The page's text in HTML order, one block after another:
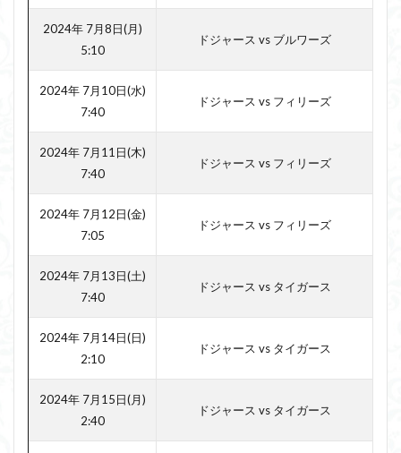
2024年 7月8日(月)
5:10
ドジャース vs ブルワーズ
2024年 7月10日(水)
7:40
ドジャース vs フィリーズ
2024年 7月11日(木)
7:40
ドジャース vs フィリーズ
2024年 7月12日(金)
7:05
ドジャース vs フィリーズ
2024年 7月13日(土)
7:40
ドジャース vs タイガース
2024年 7月14日(日)
2:10
ドジャース vs タイガース
2024年 7月15日(月)
2:40
ドジャース vs タイガース